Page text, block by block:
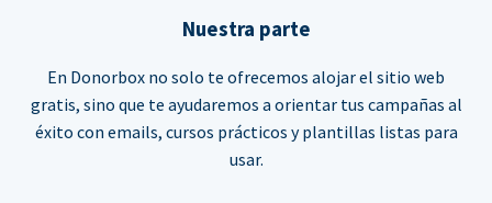
Nuestra parte
En Donorbox no solo te ofrecemos alojar el sitio web
gratis, sino que te ayudaremos a orientar tus campañas al
éxito con emails, cursos prácticos y plantillas listas para
usar.